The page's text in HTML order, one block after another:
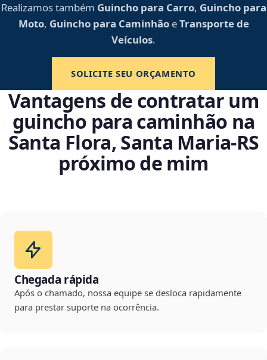
Realizamos também Guincho para Carro, Guincho para
Moto, Guincho para CaminhãoeTransporte de
Veículos.
SOLICITE SEU ORÇAMENTO
Vantagens de contratar um
guincho para caminhão na
Santa Flora, Santa Maria‑RS
próximo de mim
Chegada rápida
Após o chamado, nossa equipe se desloca rapidamente
para prestar suporte na ocorrência.